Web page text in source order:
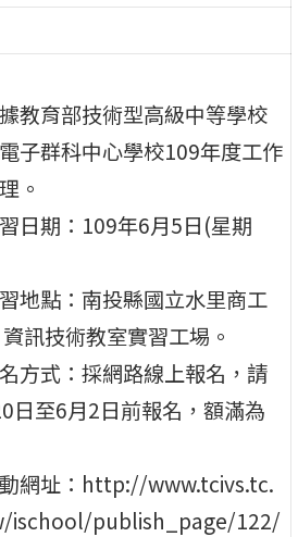
教育部技術型高級中等學校
子群科中心學校109年度工作
。
日期：109年6月5日(星期
地點：南投縣國立水里商工
訊技術教室實習工埸。
方式：採網路線上報名，請
日至6月2日前報名，額滿為
網址：http://www.tcivs.tc.
ischool/publish_page/122/